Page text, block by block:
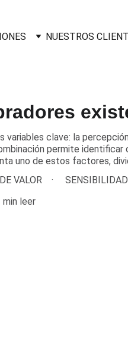
NUESTROS
clave: la
permite
uno de estos factores,
VALOR
min leer